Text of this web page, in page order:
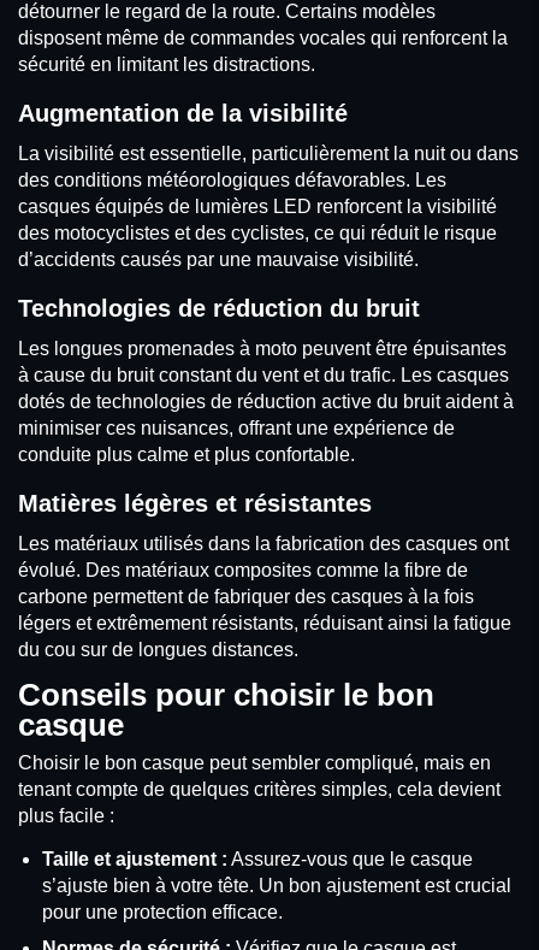
détourner le regard de la route. Certains modèles
disposent même de commandes vocales qui renforcent la
sécurité en limitant les distractions.
Augmentation de la visibilité
La visibilité est essentielle, particulièrement la nuit ou dans
des conditions météorologiques défavorables. Les
casques équipés de lumières LED renforcent la visibilité
des motocyclistes et des cyclistes, ce qui réduit le risque
d’accidents causés par une mauvaise visibilité.
Technologies de réduction du bruit
Les longues promenades à moto peuvent être épuisantes
à cause du bruit constant du vent et du trafic. Les casques
dotés de technologies de réduction active du bruit aident à
minimiser ces nuisances, offrant une expérience de
conduite plus calme et plus confortable.
Matières légères et résistantes
Les matériaux utilisés dans la fabrication des casques ont
évolué. Des matériaux composites comme la fibre de
carbone permettent de fabriquer des casques à la fois
légers et extrêmement résistants, réduisant ainsi la fatigue
du cou sur de longues distances.
Conseils pour choisir le bon
casque
Choisir le bon casque peut sembler compliqué, mais en
tenant compte de quelques critères simples, cela devient
plus facile :
Taille et ajustement : Assurez-vous que le casque
s’ajuste bien à votre tête. Un bon ajustement est crucial
pour une protection efficace.